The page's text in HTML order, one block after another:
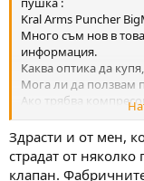
Kral Arms Puncher
Много съм нов в
информация.
Каква оптика да
Мога ли да ползвам
Ако трябва
вариант,нещо до
С какви съчми е най-
Във форума
тунинговат,може ли
Здрасти и от мен,
страдат от
клапан.